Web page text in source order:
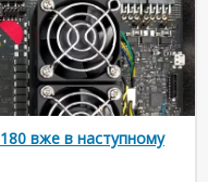
вже в наступному